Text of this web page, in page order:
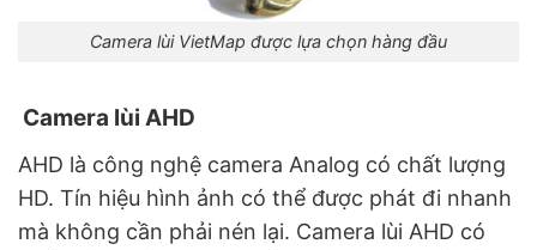
Camera lùi VietMap được lựa chọn hàng đầu
Camera lùi AHD
AHD là công nghệ camera Analog có chất lượng
HD. Tín hiệu hình ảnh có thể được phát đi nhanh
mà không cần phải nén lại. Camera lùi AHD có